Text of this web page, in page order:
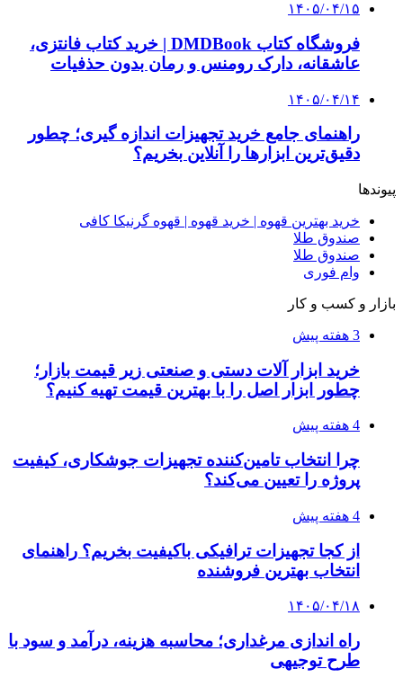
۱۴۰۵/۰۴/۱۵
فروشگاه کتاب DMDBook | خرید کتاب فانتزی،
عاشقانه، دارک رومنس و رمان بدون حذفیات
۱۴۰۵/۰۴/۱۴
راهنمای جامع خرید تجهیزات اندازه گیری؛ چطور
دقیق‌ترین ابزارها را آنلاین بخریم؟
پیوندها
خرید بهترین قهوه | خرید قهوه | قهوه گرنیکا کافی
صندوق طلا
صندوق طلا
وام فوری
بازار و کسب و کار
3 هفته پیش
خرید ابزار آلات دستی و صنعتی زیر قیمت بازار؛
چطور ابزار اصل را با بهترین قیمت تهیه کنیم؟
4 هفته پیش
چرا انتخاب تامین‌کننده تجهیزات جوشکاری، کیفیت
پروژه را تعیین می‌کند؟
4 هفته پیش
از کجا تجهیزات ترافیکی باکیفیت بخریم؟ راهنمای
انتخاب بهترین فروشنده
۱۴۰۵/۰۴/۱۸
راه اندازی مرغداری؛ محاسبه هزینه، درآمد و سود با
طرح توجیهی